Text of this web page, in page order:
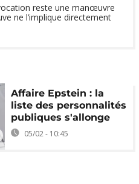
reste une manœuvre
ne l’implique directement
Affaire Epstein : la
liste des personnalités
publiques s'allonge
05/02 - 10:45